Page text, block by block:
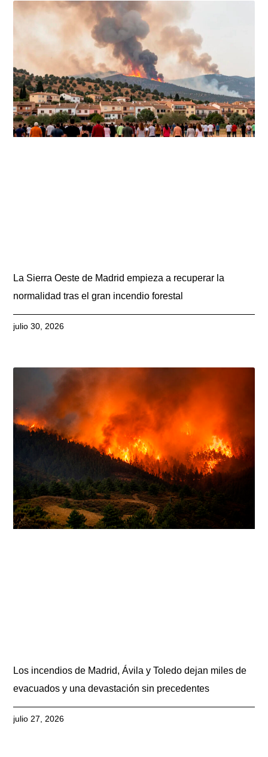
La Sierra Oeste de Madrid empieza a recuperar la
normalidad tras el gran incendio forestal
julio 30, 2026
Los incendios de Madrid, Ávila y Toledo dejan miles de
evacuados y una devastación sin precedentes
julio 27, 2026